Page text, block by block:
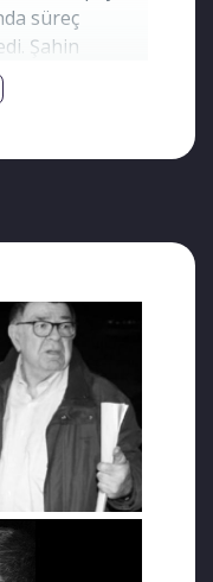
süreç
Şahin
beyin
hayata
Acar